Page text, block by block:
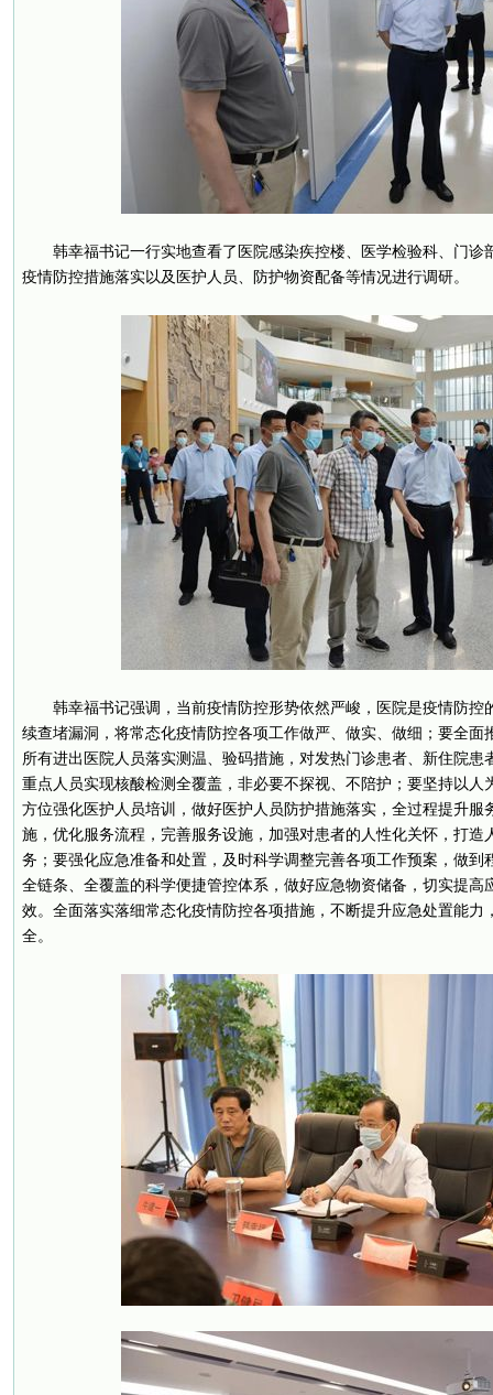
韩幸福书记一行实地查看了医院感染疾控楼、医学检验科、门诊
疫情防控措施落实以及医护人员、防护物资配备等情况进行调研。
韩幸福书记强调，当前疫情防控形势依然严峻，医院是疫情防控
续查堵漏洞，将常态化疫情防控各项工作做严、做实、做细；要全面
所有进出医院人员落实测温、验码措施，对发热门诊患者、新住院患
重点人员实现核酸检测全覆盖，非必要不探视、不陪护；要坚持以人
方位强化医护人员培训，做好医护人员防护措施落实，全过程提升服
施，优化服务流程，完善服务设施，加强对患者的人性化关怀，打造
务；要强化应急准备和处置，及时科学调整完善各项工作预案，做到
全链条、全覆盖的科学便捷管控体系，做好应急物资储备，切实提高
效。全面落实落细常态化疫情防控各项措施，不断提升应急处置能力
全。